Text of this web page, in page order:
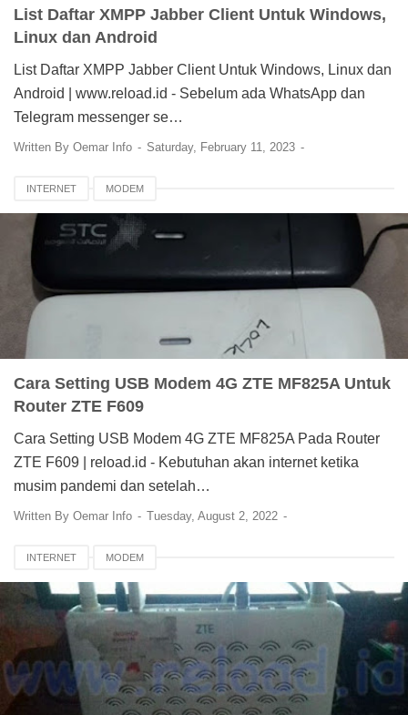
List Daftar XMPP Jabber Client Untuk Windows,
Linux dan Android
List Daftar XMPP Jabber Client Untuk Windows, Linux dan
Android | www.reload.id - Sebelum ada WhatsApp dan
Telegram messenger se…
Written By Oemar Info Saturday, February 11, 2023
INTERNET MODEM
Cara Setting USB Modem 4G ZTE MF825A Untuk
Router ZTE F609
Cara Setting USB Modem 4G ZTE MF825A Pada Router
ZTE F609 | reload.id - Kebutuhan akan internet ketika
musim pandemi dan setelah…
Written By Oemar Info Tuesday, August 2, 2022
INTERNET MODEM